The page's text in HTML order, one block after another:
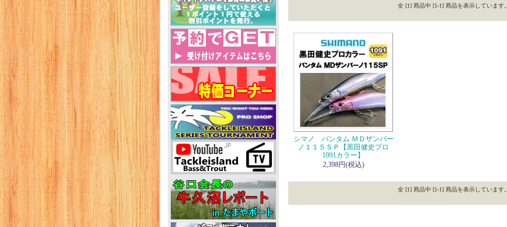
全 [1] 商品中 [1-1] 商品を表示しています。
シマノ バンタム ＭＤザンバー
ノ１１５ＳＰ【黒田健史プロ
1091カラー】
2,398円(税込)
全 [1] 商品中 [1-1] 商品を表示しています。